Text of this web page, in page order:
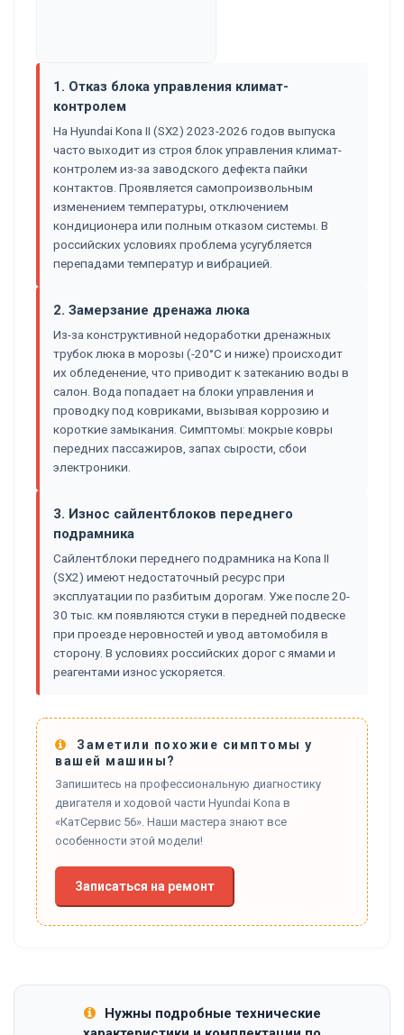
1. Отказ блока управления климат-
контролем
На Hyundai Kona II (SX2) 2023-2026 годов выпуска
часто выходит из строя блок управления климат-
контролем из-за заводского дефекта пайки
контактов. Проявляется самопроизвольным
изменением температуры, отключением
кондиционера или полным отказом системы. В
российских условиях проблема усугубляется
перепадами температур и вибрацией.
2. Замерзание дренажа люка
Из-за конструктивной недоработки дренажных
трубок люка в морозы (-20°C и ниже) происходит
их обледенение, что приводит к затеканию воды в
салон. Вода попадает на блоки управления и
проводку под ковриками, вызывая коррозию и
короткие замыкания. Симптомы: мокрые ковры
передних пассажиров, запах сырости, сбои
электроники.
3. Износ сайлентблоков переднего
подрамника
Сайлентблоки переднего подрамника на Kona II
(SX2) имеют недостаточный ресурс при
эксплуатации по разбитым дорогам. Уже после 20-
30 тыс. км появляются стуки в передней подвеске
при проезде неровностей и увод автомобиля в
сторону. В условиях российских дорог с ямами и
реагентами износ ускоряется.
Заметили похожие симптомы у
вашей машины?
Запишитесь на профессиональную диагностику
двигателя и ходовой части Hyundai Kona в
«КатСервис 56». Наши мастера знают все
особенности этой модели!
Записаться на ремонт
Нужны подробные технические